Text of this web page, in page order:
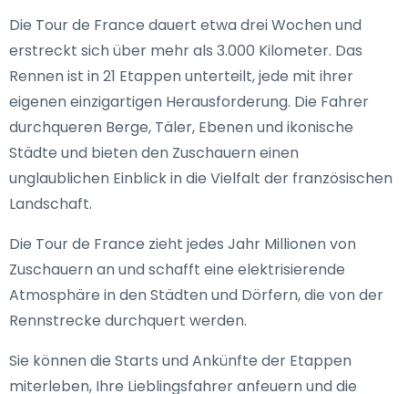
Die Tour de France dauert etwa drei Wochen und
erstreckt sich über mehr als 3.000 Kilometer. Das
Rennen ist in 21 Etappen unterteilt, jede mit ihrer
eigenen einzigartigen Herausforderung. Die Fahrer
durchqueren Berge, Täler, Ebenen und ikonische
Städte und bieten den Zuschauern einen
unglaublichen Einblick in die Vielfalt der französischen
Landschaft.
Die Tour de France zieht jedes Jahr Millionen von
Zuschauern an und schafft eine elektrisierende
Atmosphäre in den Städten und Dörfern, die von der
Rennstrecke durchquert werden.
Sie können die Starts und Ankünfte der Etappen
miterleben, Ihre Lieblingsfahrer anfeuern und die